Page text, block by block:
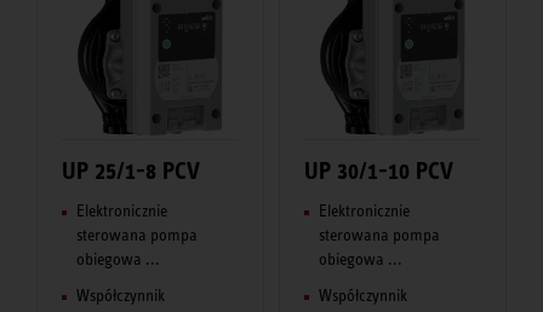
UP 25/1-8 PCV
Elektronicznie
sterowana pompa
obiegowa ...
Współczynnik
UP 30/1-10 PCV
Elektronicznie
sterowana pompa
obiegowa ...
Współczynnik